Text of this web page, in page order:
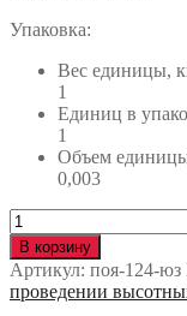
Упаковка:
Вес единицы,
1
Единиц в
1
Объем
0,003
Количество
Средство
защиты
ползункового
типа
В корзину
Артикул: поя-124-юз
проведении